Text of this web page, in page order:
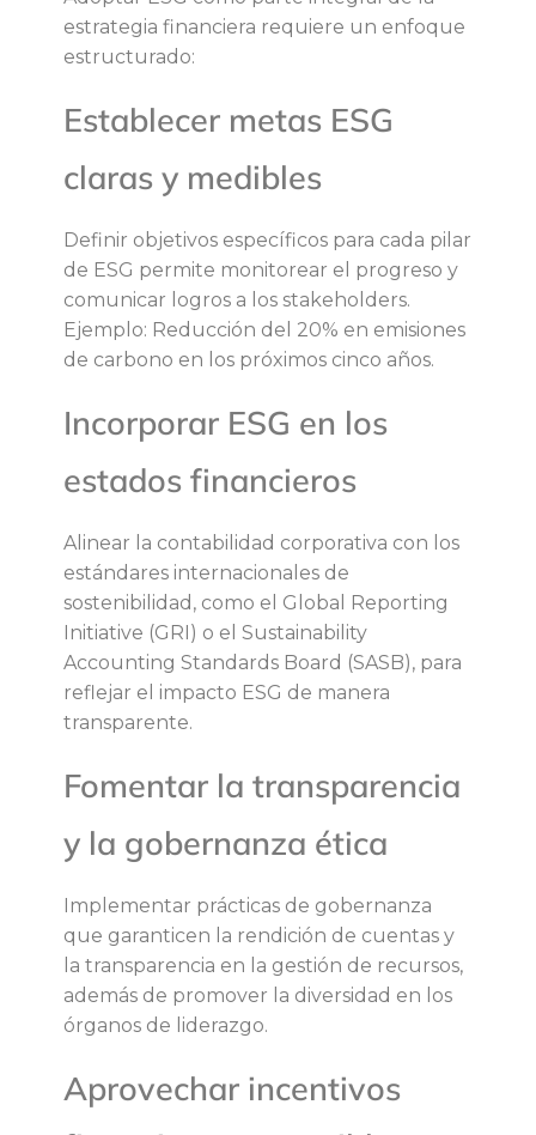
estrategia financiera requiere un enfoque
estructurado:
Establecer metas ESG
claras y medibles
Definir objetivos específicos para cada pilar
de ESG permite monitorear el progreso y
comunicar logros a los stakeholders.
Ejemplo: Reducción del 20% en emisiones
de carbono en los próximos cinco años.
Incorporar ESG en los
estados financieros
Alinear la contabilidad corporativa con los
estándares internacionales de
sostenibilidad, como el Global Reporting
Initiative (GRI) o el Sustainability
Accounting Standards Board (SASB), para
reflejar el impacto ESG de manera
transparente.
Fomentar la transparencia
y la gobernanza ética
Implementar prácticas de gobernanza
que garanticen la rendición de cuentas y
la transparencia en la gestión de recursos,
además de promover la diversidad en los
órganos de liderazgo.
Aprovechar incentivos